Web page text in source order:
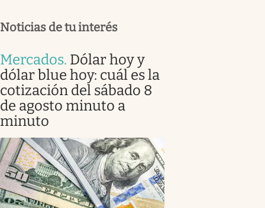
Noticias de tu interés
Mercados. Dólar hoy y
dólar blue hoy: cuál es la
cotización del sábado 8
de agosto minuto a
minuto